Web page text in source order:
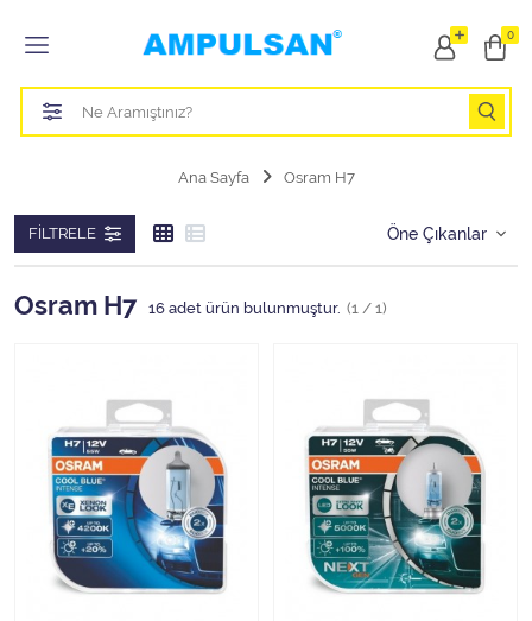
0
Tüm Kategoriler
Led Aydınlatma Ampulü
Otomobil Led Far Ampulü
Otomobil Led Park Ampulü
Otomobil Gösterge Ampulü
Halojen Off Road Rally Ampulü
Ana Sayfa Osram H7
FILTRELE
Osram H7 16 adet ürün bulunmuştur. (1 / 1)